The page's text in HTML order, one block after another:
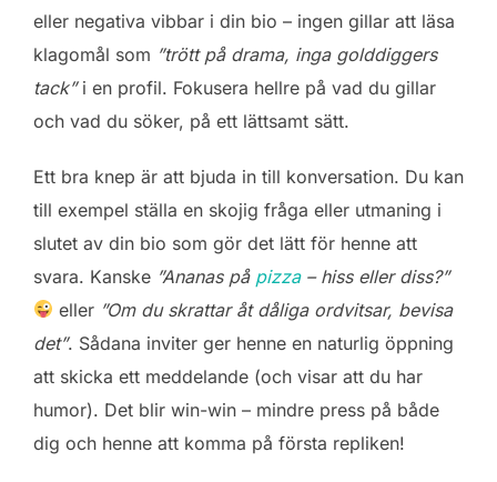
eller negativa vibbar i din bio – ingen gillar att läsa
klagomål som ”trött på drama, inga golddiggers
tack”i en profil. Fokusera hellre på vad du gillar
och vad du söker, på ett lättsamt sätt.
Ett bra knep är att bjuda in till konversation. Du kan
till exempel ställa en skojig fråga eller utmaning i
slutet av din bio som gör det lätt för henne att
svara. Kanske ”Ananas på pizza– hiss eller diss?”
eller ”Om du skrattar åt dåliga ordvitsar, bevisa
det”. Sådana inviter ger henne en naturlig öppning
att skicka ett meddelande (och visar att du har
humor). Det blir win-win – mindre press på både
dig och henne att komma på första repliken!